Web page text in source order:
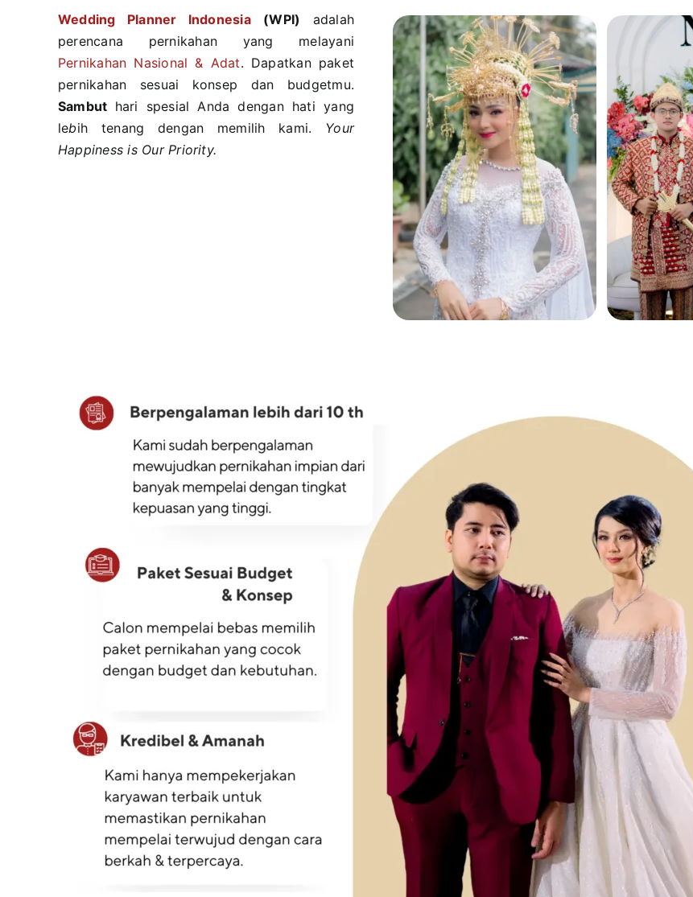
Wedding Planner Indonesia (WPI)
adalah
perencana pernikahan yang melayani
Pernikahan Nasional & Adat. Dapatkan paket
pernikahan sesuai konsep dan budgetmu.
Sambut hari spesial Anda dengan hati yang
lebih tenang dengan memilih kami. Your
Happiness is Our Priority.